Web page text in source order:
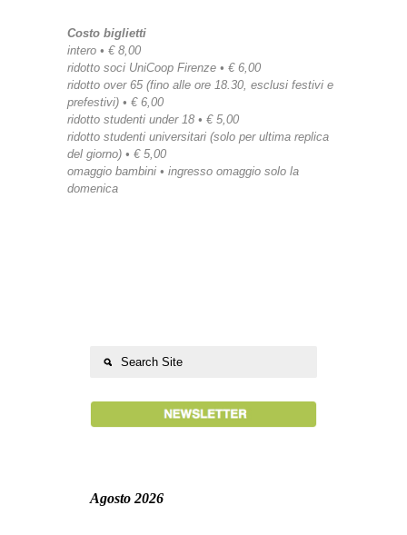
Costo biglietti
intero • € 8,00
ridotto soci UniCoop Firenze • € 6,00
ridotto over 65 (fino alle ore 18.30, esclusi festivi e
prefestivi) • € 6,00
ridotto studenti under 18 • € 5,00
ridotto studenti universitari (solo per ultima replica
del giorno) • € 5,00
omaggio bambini • ingresso omaggio solo la
domenica
Agosto 2026